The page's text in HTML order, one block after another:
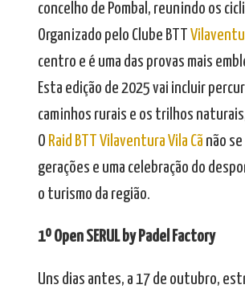
concelho de Pombal, reunindo os
Organizado pelo Clube BTT
centro e é uma das provas mais
Esta edição de 2025 vai incluir
caminhos rurais e os trilhos
O Raid BTT Vilaventura Vila Cã não
gerações e uma celebração do
o turismo da região.
1º Open SERUL by Padel Factory
Uns dias antes, a 17 de outubro,